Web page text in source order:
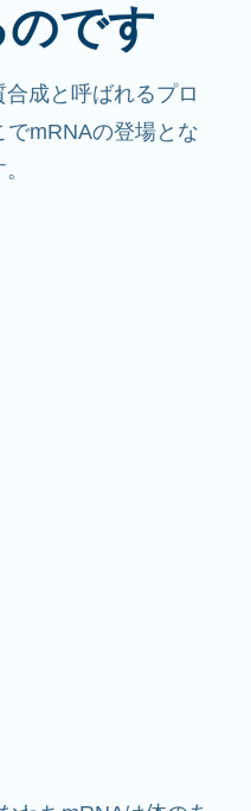
のです
成と呼ばれるプロ
mRNAの登場とな